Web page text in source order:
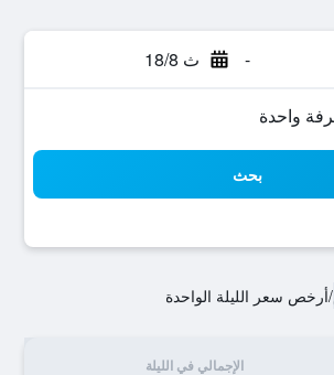
- ث 18/8
بحث
/أرخص سعر الليلة الواحدة
الإجمالي في الليلة